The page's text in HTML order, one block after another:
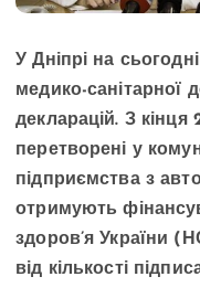
У Дніпрі на
медико-санітарної
декларацій. З кінця
перетворені у
підприємства з
отримують
здоров’я України
від кількості